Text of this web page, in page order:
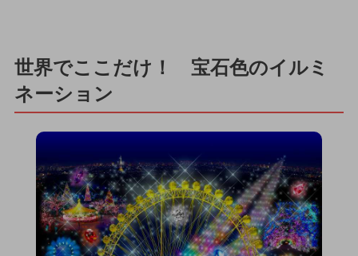
世界でここだけ！ 宝石色のイルミ
ネーション